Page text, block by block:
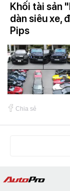
Khối tài sản
dàn siêu xe,
Pips
Chia sẻ